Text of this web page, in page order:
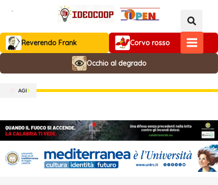
MAIN
Reverendo Frank Corvo rosso
Occhio al degrado